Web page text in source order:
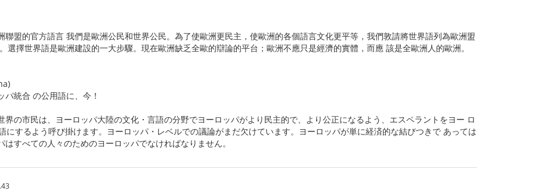
聯盟的官方語言 我們是歐洲公民和世界公民。為了使歐洲更民主，使歐洲的各個語言文化更平等，我們敦請將世界語列為歐洲盟
選擇世界語是歐洲建設的一大步驟。現在歐洲缺乏全歐的辯論的平台；歐洲不應只是經濟的實體，而應 該是全歐洲人的歐洲。
パ統合 の公用語に、今！
界の市民は、ヨーロッパ大陸の文化・言語の分野でヨーロッパがより民主的で、より公正になるよう、エスペラントをヨー ロ
にするよう呼び掛けます。ヨーロッパ・レベルでの議論がまだ欠けています。ヨーロッパが単に経済的な結びつきで あっては
はすべての人々のためのヨーロッパでなければなりません。